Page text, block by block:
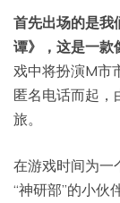
首先出场的是我
谭》，这是一款
戏中将扮演M市
匿名电话而起，
旅。
在游戏时间为一
“神研部”的小伙